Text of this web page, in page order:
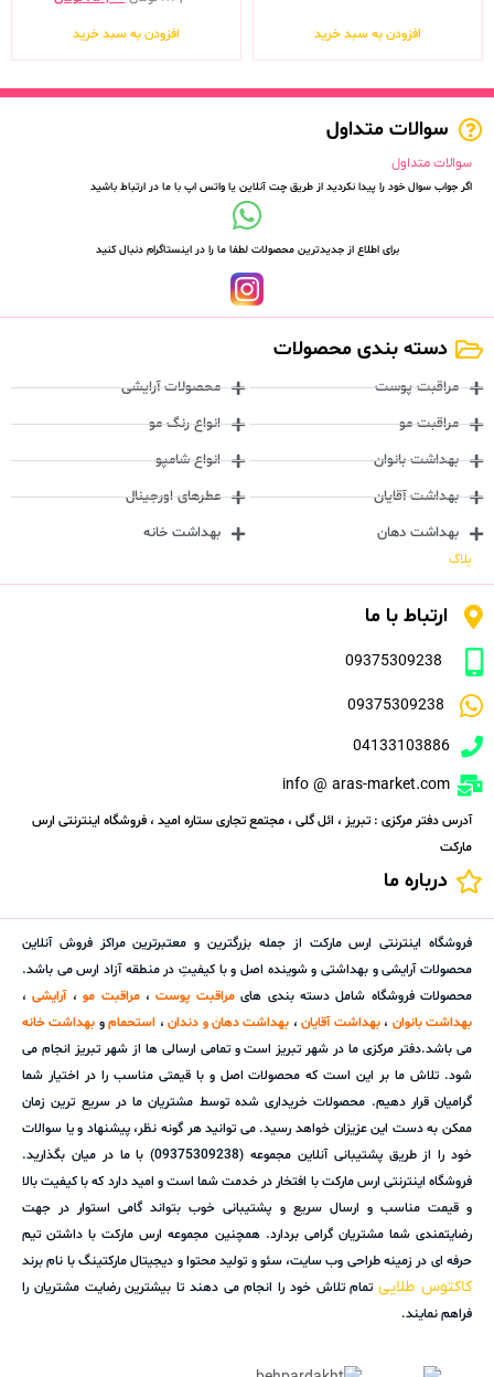
افزودن به سبد خرید افزودن به سبد خرید
سوالات متداول
سوالات متداول
اگر جواب سوال خود را پیدا نکردید از طریق چت آنلاین یا واتس اپ با ما در ارتباط باشید
برای اطلاع از جدیدترین محصولات لطفا ما را در اینستاگرام دنبال کنید
دسته بندی محصولات
مراقبت پوست
مراقبت مو
بهداشت بانوان
بهداشت آقایان
بهداشت دهان
محصولات آرایشی
انواع رنگ مو
انواع شامپو
عطرهای اورجینال
بهداشت خانه
بلاگ
ارتباط با ما
09375309238
09375309238
04133103886
info @ aras-market.com
آدرس دفتر مرکزی : تبریز ، ائل گلی ، مجتمع تجاری ستاره امید ، فروشگاه اینترنتی ارس
مارکت
درباره ما
فروشگاه اینترنتی ارس مارکت از جمله بزرگترین و معتبرترین مراکز فروش آنلاین
محصولات آرایشی و بهداشتی و شوینده اصل و با کیفیتِ در منطقه آزاد ارس می باشد.
محصولات فروشگاه شامل دسته بندی هایمراقبت پوست،مراقبت مو،آرایشی،
بهداشت بانوان ،بهداشت آقایان، بهداشت دهان و دندان، استحمامو بهداشت خانه
می باشد.دفتر مرکزی ما در شهر تبریز است و تمامی ارسالی ها از شهر تبریز انجام می
شود. تلاش ما بر این است که محصولات اصل و با قیمتی مناسب را در اختیار شما
گرامیان قرار دهیم. محصولات خریداری شده توسط مشتریان ما در سریع ترین زمان
ممکن به دست این عزیزان خواهد رسید. می توانید هر گونه نظر، پیشنهاد و یا سوالات
خود را از طریق پشتیبانی آنلاین مجموعه (09375309238) با ما در میان بگذارید.
فروشگاه اینترنتی ارس مارکت با افتخار در خدمت شما است و امید دارد که با کیفیت بالا
و قیمت مناسب و ارسال سریع و پشتیبانی خوب بتواند گامی استوار در جهت
رضایتمندی شما مشتریان گرامی بردارد. همچنین مجموعه ارس مارکت با داشتن تیم
حرفه ای در زمینه طراحی وب سایت، سئو و تولید محتوا و دیجیتال مارکتینگ با نام برند
کاکتوس طلاییتمام تلاش خود را انجام می دهند تا بیشترین رضایت مشتریان را
فراهم نمایند.